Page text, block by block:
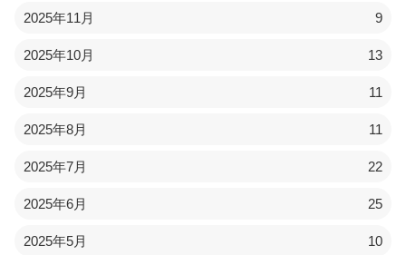
2025年11月 9
2025年10月 13
2025年9月 11
2025年8月 11
2025年7月 22
2025年6月 25
2025年5月 10